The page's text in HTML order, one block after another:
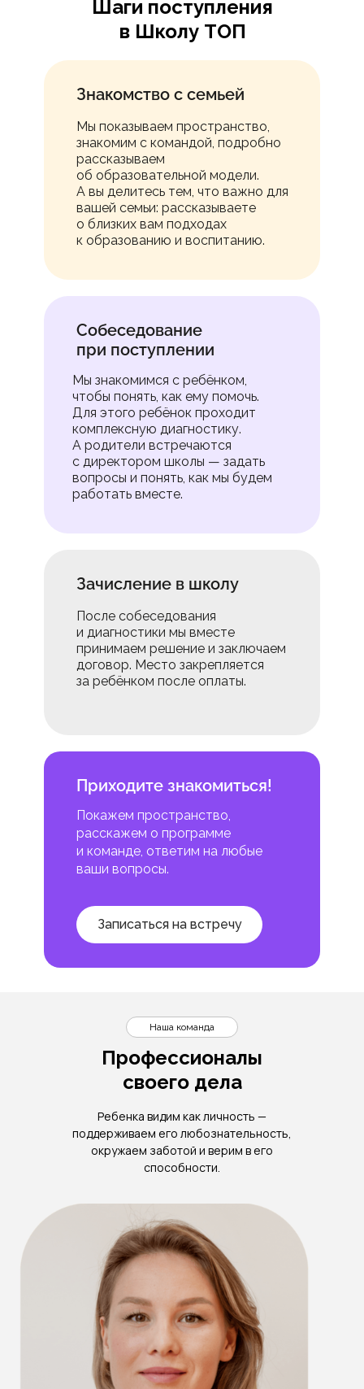
Знакомство с семьей
Мы показываем пространство,
знакомим с командой, подробно
рассказываем
об образовательной модели.
А вы делитесь тем, что важно для
вашей семьи: рассказываете
о близких вам подходах
к образованию и воспитанию.
Собеседование
при поступлении
Мы знакомимся с ребёнком,
чтобы понять, как ему помочь.
Для этого ребёнок проходит
комплексную диагностику.
А родители встречаются
с директором школы — задать
вопросы и понять, как мы будем
работать вместе.
Зачисление в школу
После собеседования
и диагностики мы вместе
принимаем решение и заключаем
договор. Место закрепляется
за ребёнком после оплаты.
Приходите знакомиться!
Покажем пространство,
расскажем о программе
и команде, ответим на любые
ваши вопросы.
Шаги поступления
в Школу ТОП
Записаться на встречу
Профессионалы
своего дела
Наша команда
Ребенка видим как личность —
поддерживаем его любознательность,
окружаем заботой и верим в его
способности.